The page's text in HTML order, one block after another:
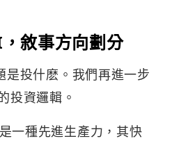
敘事方向劃分
是投什麽。我們再進一步
投資邏輯。
一種先進生產力，其快